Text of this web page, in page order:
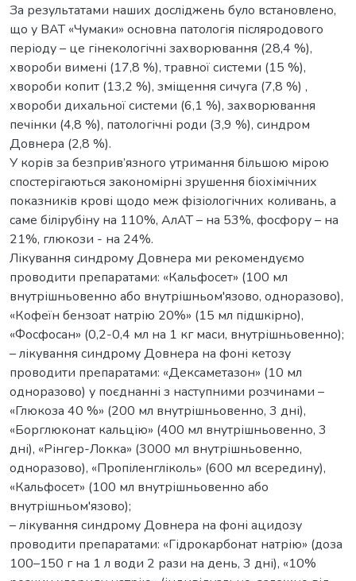
За результатами наших досліджень було встановлено,
що у ВАТ «Чумаки» основна патологія післяродового
періоду – це гінекологічні захворювання (28,4 %),
хвороби вимені (17,8 %), травної системи (15 %),
хвороби копит (13,2 %), зміщення сичуга (7,8 %) ,
хвороби дихальної системи (6,1 %), захворювання
печінки (4,8 %), патологічні роди (3,9 %), синдром
Довнера (2,8 %).
У корів за безприв’язного утримання більшою мірою
спостерігаються закономірні зрушення біохімічних
показників крові щодо меж фізіологічних коливань, а
саме білірубіну на 110%, АлАТ – на 53%, фосфору – на
21%, глюкози - на 24%.
Лікування синдрому Довнера ми рекомендуємо
проводити препаратами: «Кальфосет» (100 мл
внутрішньовенно або внутрішньом'язово, одноразово),
«Кофеїн бензоат натрію 20%» (15 мл підшкірно),
«Фосфосан» (0,2-0,4 мл на 1 кг маси, внутрішньовенно);
– лікування синдрому Довнера на фоні кетозу
проводити препаратами: «Дексаметазон» (10 мл
одноразово) у поєднанні з наступними розчинами –
«Глюкоза 40 %» (200 мл внутрішньовенно, 3 дні),
«Борглюконат кальцію» (400 мл внутрішньовенно, 3
дні), «Рінгер-Локка» (3000 мл внутрішньовенно,
одноразово), «Пропіленгліколь» (600 мл всередину),
«Кальфосет» (100 мл внутрішньовенно або
внутрішньом'язово);
– лікування синдрому Довнера на фоні ацидозу
проводити препаратами: «Гідрокарбонат натрію» (доза
100–150 г на 1 л води 2 рази на день, 3 дні), «10%